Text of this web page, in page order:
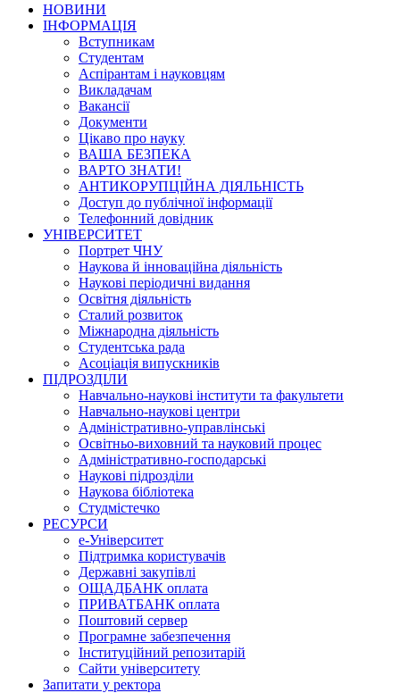
НОВИНИ
ІНФОРМАЦІЯ
Вступникам
Студентам
Аспірантам і науковцям
Викладачам
Вакансії
Документи
Цікаво про науку
ВАША БЕЗПЕКА
ВАРТО ЗНАТИ!
АНТИКОРУПЦІЙНА ДІЯЛЬНІСТЬ
Доступ до публічної інформації
Телефонний довідник
УНІВЕРСИТЕТ
Портрет ЧНУ
Наукова й інноваційна діяльність
Наукові періодичні видання
Освітня діяльність
Сталий розвиток
Міжнародна діяльність
Студентська рада
Асоціація випускників
ПІДРОЗДІЛИ
Навчально-наукові інститути та факультети
Навчально-наукові центри
Адміністративно-управлінські
Освітньо-виховний та науковий процес
Адміністративно-господарські
Наукові підрозділи
Наукова бібліотека
Студмістечко
РЕСУРСИ
е-Університет
Підтримка користувачів
Державні закупівлі
ОЩАДБАНК оплата
ПРИВАТБАНК оплата
Поштовий сервер
Програмне забезпечення
Інституційний репозитарій
Сайти університету
Запитати у ректора